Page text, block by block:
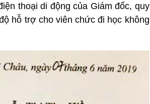
thoại di động của Giám đốc, quy
hỗ trợ cho viên chức đi học không